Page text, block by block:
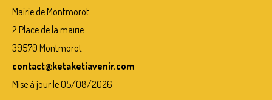
Mairie de Montmorot
2 Place de la mairie
39570 Montmorot
contact@ketaketiavenir.com
Mise à jour le 05/08/2026